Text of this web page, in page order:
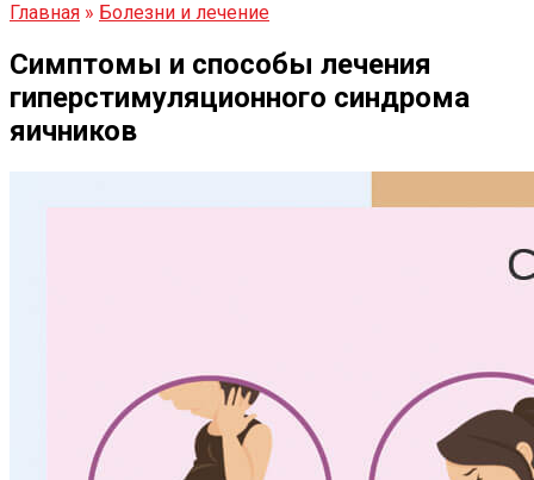
Главная » Болезни и лечение
Симптомы и способы лечения
гиперстимуляционного синдрома
яичников